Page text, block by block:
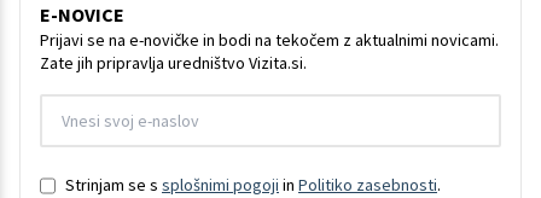
E-NOVICE
Prijavi se na e-novičke in bodi na tekočem z aktualnimi novicami.
Zate jih pripravlja uredništvo Vizita.si.
Strinjam se s splošnimi pogoji in Politiko zasebnosti.